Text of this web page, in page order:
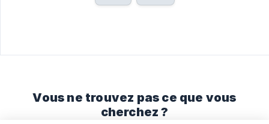
Vous ne trouvez pas ce que vous
cherchez ?